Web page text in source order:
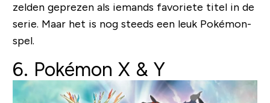
zelden geprezen als iemands favoriete titel in de
serie. Maar het is nog steeds een leuk Pokémon-
spel.
6. Pokémon X & Y